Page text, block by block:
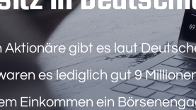
Aktionäre gibt es laut
es lediglich gut 9
Einkommen ein